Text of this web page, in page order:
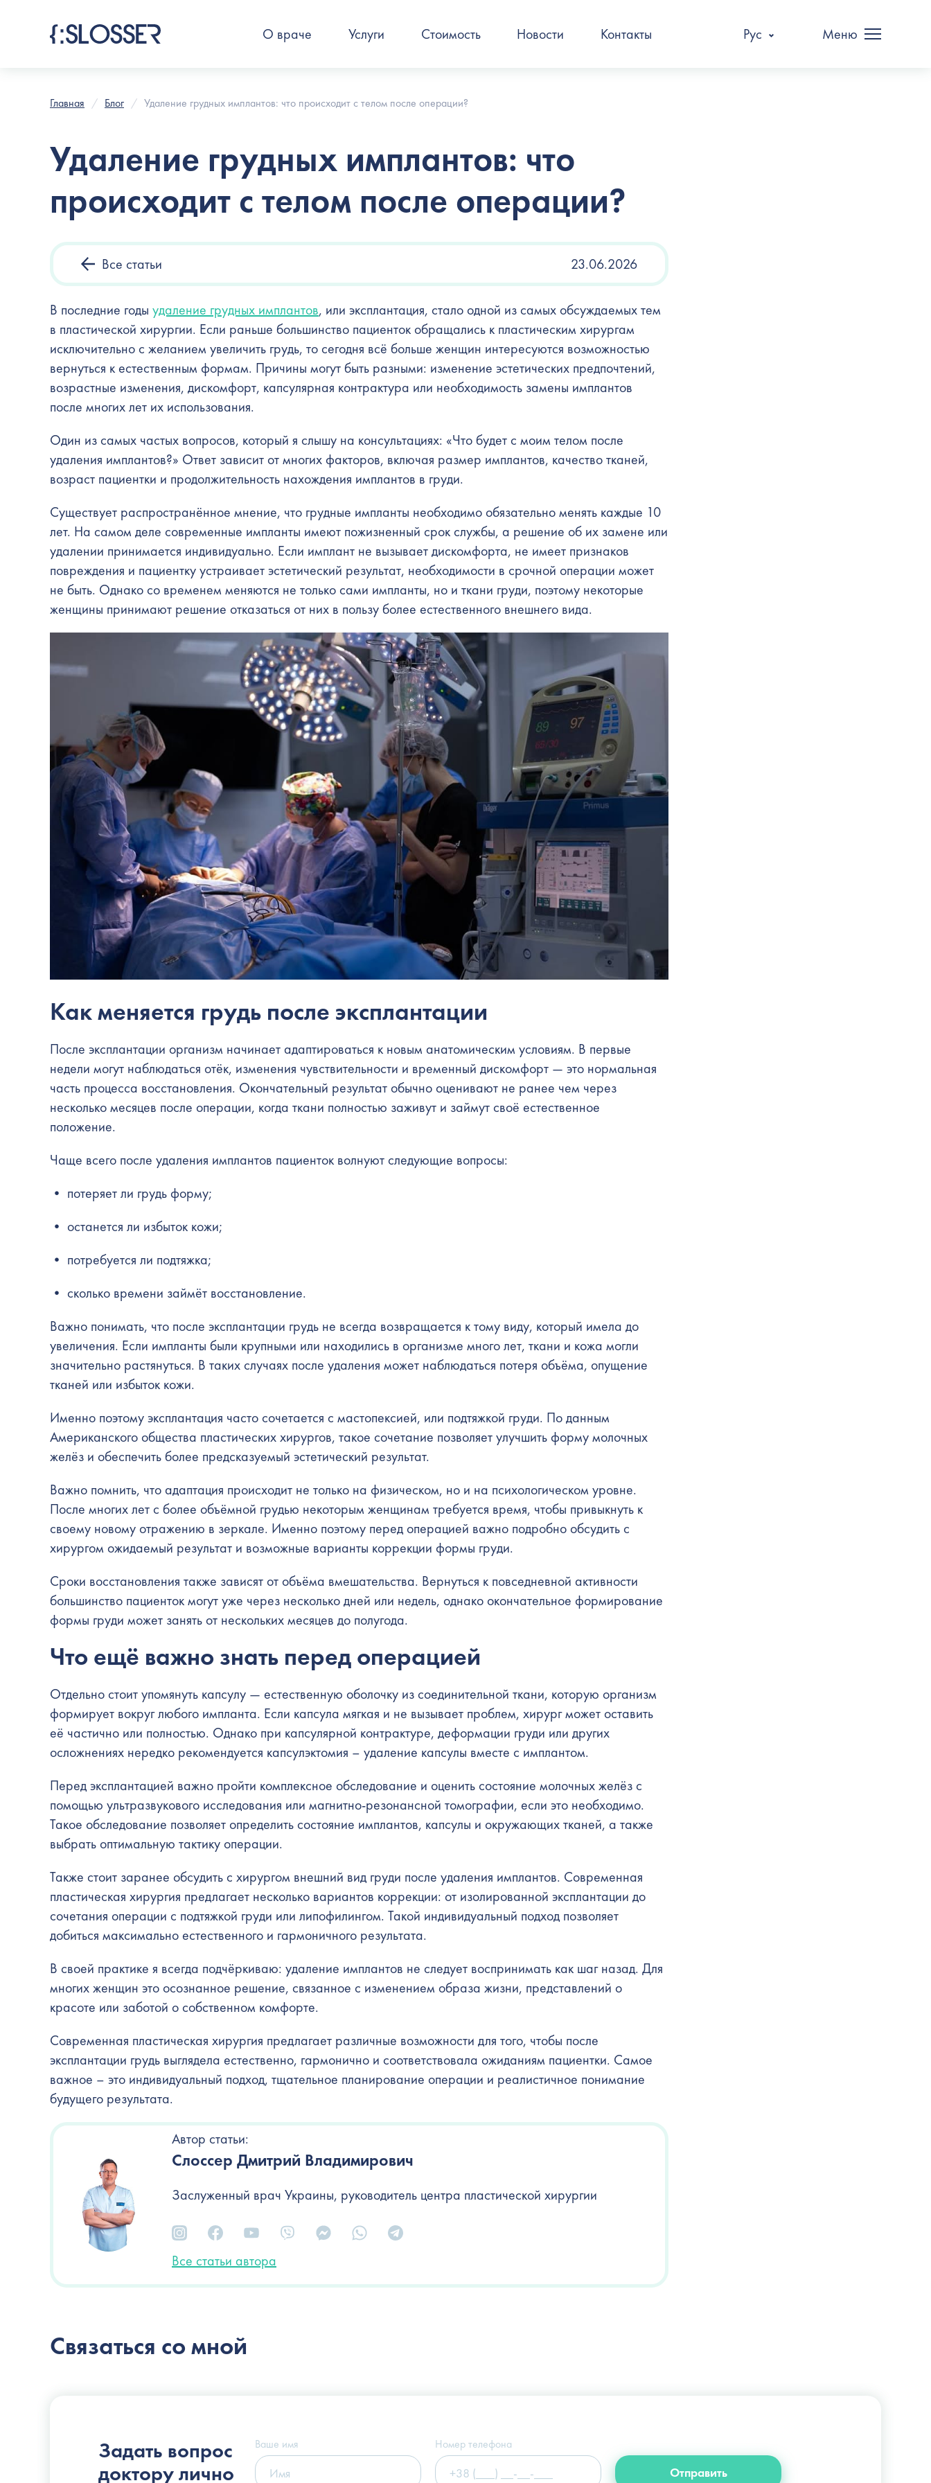
О враче Услуги Стоимость Новости Контакты Рус Меню
Главная Блог Удаление грудных имплантов: что происходит с телом после операции?
Удаление грудных имплантов: что
происходит с телом после операции?
Все статьи 23.06.2026
В последние годы удаление грудных имплантов, или эксплантация, стало одной из самых обсуждаемых тем
в пластической хирургии. Если раньше большинство пациенток обращались к пластическим хирургам
исключительно с желанием увеличить грудь, то сегодня всё больше женщин интересуются возможностью
вернуться к естественным формам. Причины могут быть разными: изменение эстетических предпочтений,
возрастные изменения, дискомфорт, капсулярная контрактура или необходимость замены имплантов
после многих лет их использования.
Один из самых частых вопросов, который я слышу на консультациях: «Что будет с моим телом после
удаления имплантов?» Ответ зависит от многих факторов, включая размер имплантов, качество тканей,
возраст пациентки и продолжительность нахождения имплантов в груди.
Существует распространённое мнение, что грудные импланты необходимо обязательно менять каждые 10
лет. На самом деле современные импланты имеют пожизненный срок службы, а решение об их замене или
удалении принимается индивидуально. Если имплант не вызывает дискомфорта, не имеет признаков
повреждения и пациентку устраивает эстетический результат, необходимости в срочной операции может
не быть. Однако со временем меняются не только сами импланты, но и ткани груди, поэтому некоторые
женщины принимают решение отказаться от них в пользу более естественного внешнего вида.
Как меняется грудь после эксплантации
После эксплантации организм начинает адаптироваться к новым анатомическим условиям. В первые
недели могут наблюдаться отёк, изменения чувствительности и временный дискомфорт — это нормальная
часть процесса восстановления. Окончательный результат обычно оценивают не ранее чем через
несколько месяцев после операции, когда ткани полностью заживут и займут своё естественное
положение.
Чаще всего после удаления имплантов пациенток волнуют следующие вопросы:
• потеряет ли грудь форму;
• останется ли избыток кожи;
• потребуется ли подтяжка;
• сколько времени займёт восстановление.
Важно понимать, что после эксплантации грудь не всегда возвращается к тому виду, который имела до
увеличения. Если импланты были крупными или находились в организме много лет, ткани и кожа могли
значительно растянуться. В таких случаях после удаления может наблюдаться потеря объёма, опущение
тканей или избыток кожи.
Именно поэтому эксплантация часто сочетается с мастопексией, или подтяжкой груди. По данным
Американского общества пластических хирургов, такое сочетание позволяет улучшить форму молочных
желёз и обеспечить более предсказуемый эстетический результат.
Важно помнить, что адаптация происходит не только на физическом, но и на психологическом уровне.
После многих лет с более объёмной грудью некоторым женщинам требуется время, чтобы привыкнуть к
своему новому отражению в зеркале. Именно поэтому перед операцией важно подробно обсудить с
хирургом ожидаемый результат и возможные варианты коррекции формы груди.
Сроки восстановления также зависят от объёма вмешательства. Вернуться к повседневной активности
большинство пациенток могут уже через несколько дней или недель, однако окончательное формирование
формы груди может занять от нескольких месяцев до полугода.
Что ещё важно знать перед операцией
Отдельно стоит упомянуть капсулу — естественную оболочку из соединительной ткани, которую организм
формирует вокруг любого импланта. Если капсула мягкая и не вызывает проблем, хирург может оставить
её частично или полностью. Однако при капсулярной контрактуре, деформации груди или других
осложнениях нередко рекомендуется капсулэктомия – удаление капсулы вместе с имплантом.
Перед эксплантацией важно пройти комплексное обследование и оценить состояние молочных желёз с
помощью ультразвукового исследования или магнитно-резонансной томографии, если это необходимо.
Такое обследование позволяет определить состояние имплантов, капсулы и окружающих тканей, а также
выбрать оптимальную тактику операции.
Также стоит заранее обсудить с хирургом внешний вид груди после удаления имплантов. Современная
пластическая хирургия предлагает несколько вариантов коррекции: от изолированной эксплантации до
сочетания операции с подтяжкой груди или липофилингом. Такой индивидуальный подход позволяет
добиться максимально естественного и гармоничного результата.
В своей практике я всегда подчёркиваю: удаление имплантов не следует воспринимать как шаг назад. Для
многих женщин это осознанное решение, связанное с изменением образа жизни, представлений о
красоте или заботой о собственном комфорте.
Современная пластическая хирургия предлагает различные возможности для того, чтобы после
эксплантации грудь выглядела естественно, гармонично и соответствовала ожиданиям пациентки. Самое
важное – это индивидуальный подход, тщательное планирование операции и реалистичное понимание
будущего результата.
Автор статьи:
Слоссер Дмитрий Владимирович
Заслуженный врач Украины, руководитель центра пластической хирургии
Все статьи автора
Связаться со мной
info@slosser.com.ua
Задать вопрос
доктору лично
Ваше имя Номер телефона
Отправить